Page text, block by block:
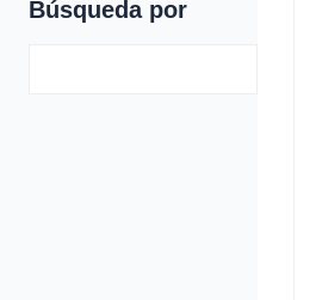
Búsqueda por